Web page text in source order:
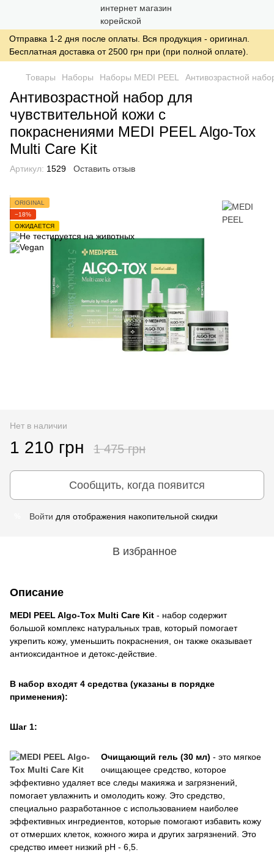
Отправка 1-2 дня после оплаты. Вся продукция - оригинал.
Бесплатная доставка от 2500 грн при (при полной оплате).
Товары Наборы Наборы MEDI PEEL Антивозрастной
Антивозрастной набор для
чувствительной кожи с
покраснениями MEDI PEEL Algo-Tox
Multi Care Kit
Артикул: 1529 Оставить отзыв
ORIGINAL
−18%
ОЖИДАЕТСЯ
Нет в наличии
1 210 грн 1 475 грн
Сообщить, когда появится
Войти для отображения накопительной скидки
В избранное
Описание
MEDI PEEL Algo-Tox Multi Care Kit - набор содержит
большой комплекс натуральных трав, который помогает
укрепить кожу, уменьшить покраснения, он также оказывает
антиоксидантное и детокс-действие.
В набор входят 4 средства (указаны в порядке
применения):
Шаг 1:
Очищающий гель (30 мл) - это мягкое
очищающее средство, которое
эффективно удаляет все следы макияжа и загрязнений,
помогает увлажнить и омолодить кожу. Это средство,
специально разработанное с использованием наиболее
эффективных ингредиентов, которые помогают избавить кожу
от отмерших клеток, кожного жира и других загрязнений. Это
средство имеет низкий рН - 6,5.